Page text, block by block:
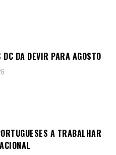
DC DA DEVIR PARA AGOSTO
A TRABALHAR